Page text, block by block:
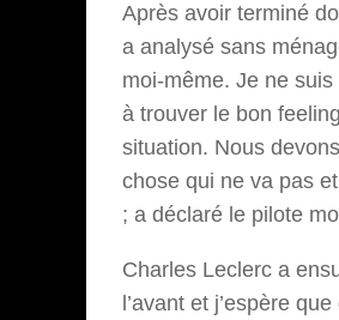
Après avoir terminé
a analysé sans
moi-même. Je ne
à trouver le bon
situation. Nous
chose qui ne va pas
; a déclaré le pilote
Charles Leclerc a
l’avant et j’espère